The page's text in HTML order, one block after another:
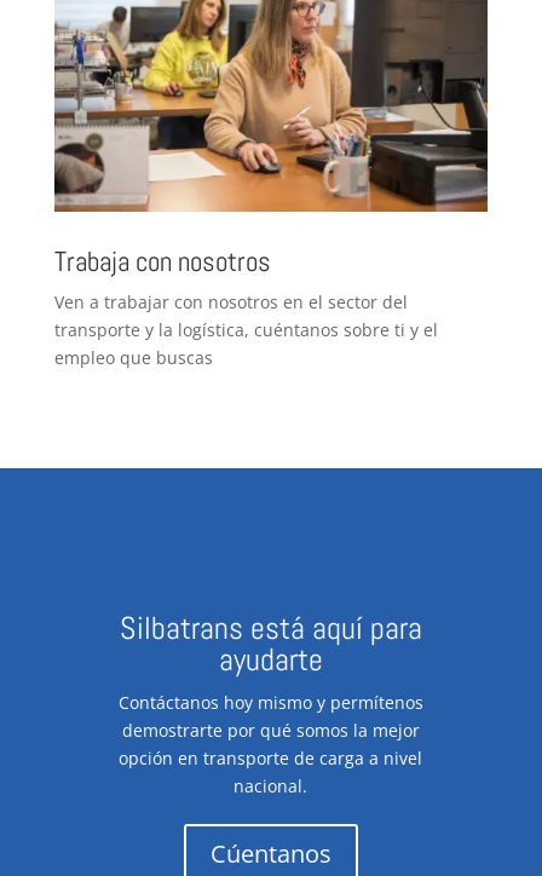
Trabaja con nosotros
Ven a trabajar con nosotros en el sector del
transporte y la logística, cuéntanos sobre ti y el
empleo que buscas
Silbatrans está aquí para
ayudarte
Contáctanos hoy mismo y permítenos
demostrarte por qué somos la mejor
opción en transporte de carga a nivel
nacional.
Cúentanos